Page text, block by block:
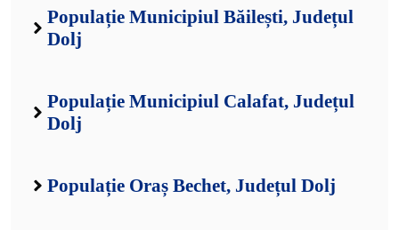
Populație Municipiul Băilești, Județul
Dolj
Populație Municipiul Calafat, Județul
Dolj
Populație Oraș Bechet, Județul Dolj